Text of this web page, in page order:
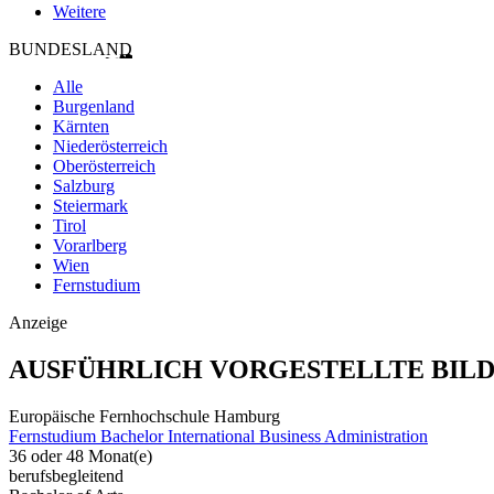
Weitere
BUNDESLAND
Alle
Burgenland
Kärnten
Niederösterreich
Oberösterreich
Salzburg
Steiermark
Tirol
Vorarlberg
Wien
Fernstudium
Anzeige
AUSFÜHRLICH VORGESTELLTE
Europäische Fernhochschule Hamburg
Fernstudium Bachelor International Business Administration
36 oder 48 Monat(e)
berufsbegleitend